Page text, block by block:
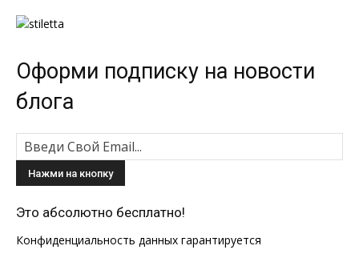
Оформи подписку на новости
блога
Это абсолютно бесплатно!
Конфиденциальность данных гарантируется